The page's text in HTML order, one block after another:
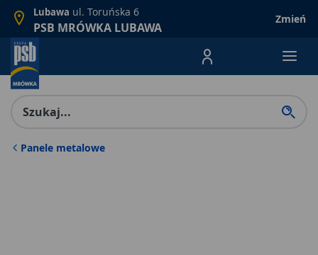
Lubawa ul. Toruńska 6
PSB MRÓWKA LUBAWA
Zmień
Menu Produktów,
Panele metalowe